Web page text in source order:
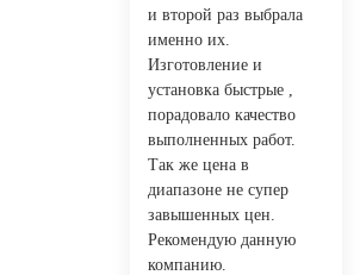
и второй раз выбрала
именно их.
Изготовление и
установка быстрые ,
порадовало качество
выполненных работ.
Так же цена в
диапазоне не супер
завышенных цен.
Рекомендую данную
компанию.